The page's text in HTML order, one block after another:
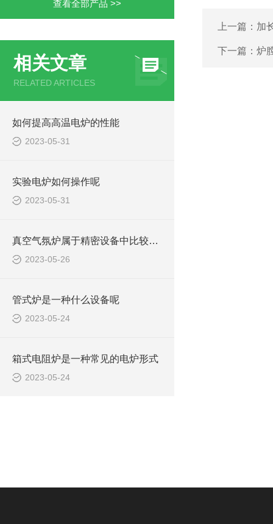
查看全部产品 >>
相关文章
RELATED ARTICLES
如何提高高温电炉的性能
2023-05-31
实验电炉如何操作呢
2023-05-31
真空气氛炉属于精密设备中比较常见的一种
2023-05-26
管式炉是一种什么设备呢
2023-05-24
箱式电阻炉是一种常见的电炉形式
2023-05-24
上一篇： 加
下一篇： 炉